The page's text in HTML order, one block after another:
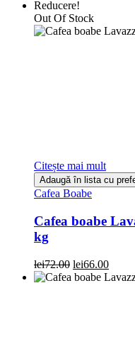
Reducere!
Out Of Stock
Citește mai mult
Adaugă în lista cu
Cafea Boabe
Cafea boabe
kg
lei72.00 Prețul
inițial
lei66.00Prețul
curent